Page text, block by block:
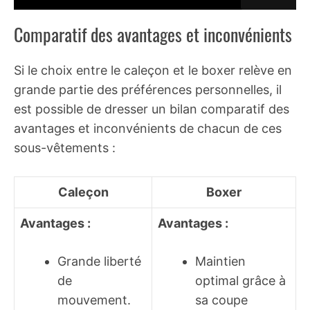
Comparatif des avantages et inconvénients
Si le choix entre le caleçon et le boxer relève en
grande partie des préférences personnelles, il
est possible de dresser un bilan comparatif des
avantages et inconvénients de chacun de ces
sous-vêtements :
Caleçon Boxer
Avantages :
Grande liberté
de
mouvement.
Avantages :
Maintien
optimal grâce à
sa coupe